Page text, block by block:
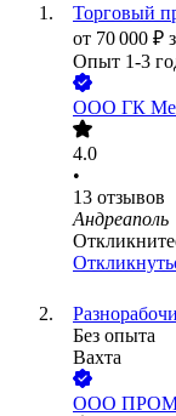
Торговый
от 70 000 ₽
Опыт 1-3
ООО ГК
4.0
•
13 отзывов
Андреаполь
Без опыта
Вахта
ООО